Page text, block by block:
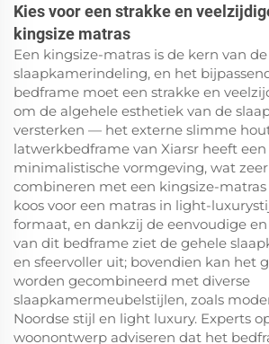
Kies voor een strakke en
kingsize matras
Een kingsize-matras is de kern van de
slaapkamerindeling, en het
bedframe moet een strakke en
om de algehele esthetiek van de
versterken — het externe slimme
latwerkbedframe van Xiarsr heeft
minimalistische vormgeving, wat
combineren met een kingsize-matras
koos voor een matras in light-
formaat, en dankzij de eenvoudige
van dit bedframe ziet de gehele
en sfeervoller uit; bovendien kan het
worden gecombineerd met diverse
slaapkamermeubelstijlen, zoals
Noordse stijl en light luxury. Experts
woonontwerp adviseren dat het